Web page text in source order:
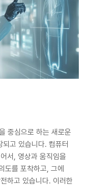
중심으로 하는 새로운
고 있습니다. 컴퓨터
서, 영상과 움직임을
도를 포착하고, 그에
하고 있습니다. 이러한